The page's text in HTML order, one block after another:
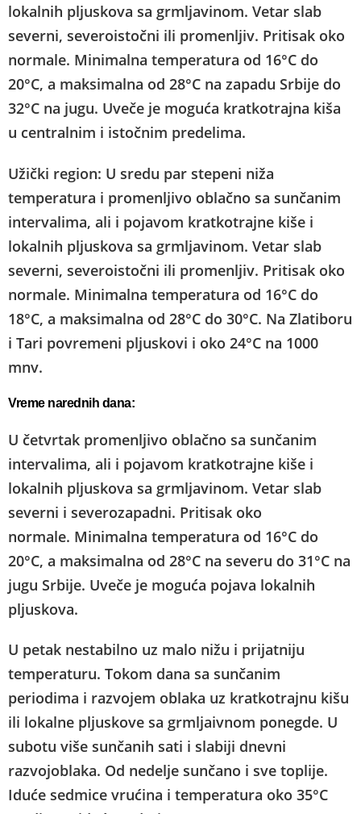
lokalnih pljuskova sa grmljavinom. Vetar slab
severni, severoistočni ili promenljiv. Pritisak oko
normale. Minimalna temperatura od 16°C do
20°C, a maksimalna od 28°C na zapadu Srbije do
32°C na jugu. Uveče je moguća kratkotrajna kiša
u centralnim i istočnim predelima.
Užički region: U sredu par stepeni niža
temperatura i promenljivo oblačno sa sunčanim
intervalima, ali i pojavom kratkotrajne kiše i
lokalnih pljuskova sa grmljavinom. Vetar slab
severni, severoistočni ili promenljiv. Pritisak oko
normale. Minimalna temperatura od 16°C do
18°C, a maksimalna od 28°C do 30°C. Na Zlatiboru
i Tari povremeni pljuskovi i oko 24°C na 1000
mnv.
Vreme narednih dana:
U četvrtak promenljivo oblačno sa sunčanim
intervalima, ali i pojavom kratkotrajne kiše i
lokalnih pljuskova sa grmljavinom. Vetar slab
severni i severozapadni. Pritisak oko
normale. Minimalna temperatura od 16°C do
20°C, a maksimalna od 28°C na severu do 31°C na
jugu Srbije. Uveče je moguća pojava lokalnih
pljuskova.
U petak nestabilno uz malo nižu i prijatniju
temperaturu. Tokom dana sa sunčanim
periodima i razvojem oblaka uz kratkotrajnu kišu
ili lokalne pljuskove sa grmljaivnom ponegde. U
subotu više sunčanih sati i slabiji dnevni
razvojoblaka. Od nedelje sunčano i sve toplije.
Iduće sedmice vrućina i temperatura oko 35°C